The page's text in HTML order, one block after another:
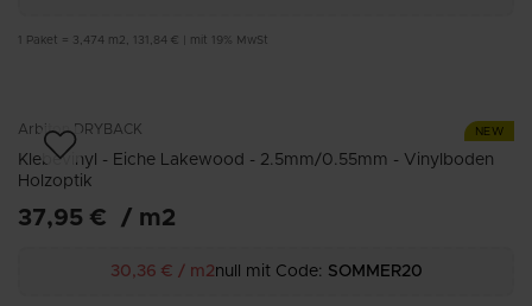
Paket = 3,474 m2 131,84 € mit 19% MwSt
NEW
Arbiton DRYBACK
Klebevinyl - Eiche Lakewood - 2.5mm/0.55mm - Vinylboden
Holzoptik
37,95 € / m2
30,36 € / m2null mit Code: SOMMER20